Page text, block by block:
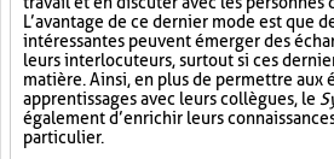
L’avantage de ce dernier mode est que
intéressantes peuvent émerger des
leurs interlocuteurs, surtout si ces
matière. Ainsi, en plus de permettre aux
apprentissages avec leurs collègues, le
également d’enrichir leurs
particulier.